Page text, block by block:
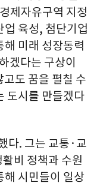
제자유구역 지정
육성, 첨단기업
미래 성장동력
겠다는 구상이
도 꿈을 펼칠 수
도시를 만들겠다
다. 그는 교통·교
비 정책과 수원
해 시민들이 일상